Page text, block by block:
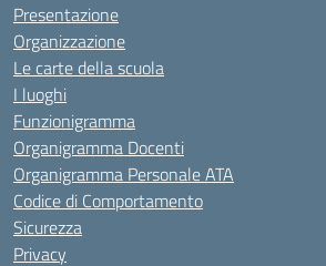
Presentazione
Organizzazione
Le carte della scuola
I luoghi
Funzionigramma
Organigramma Docenti
Organigramma Personale ATA
Codice di Comportamento
Sicurezza
Privacy